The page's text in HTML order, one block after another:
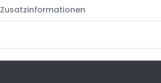
Zusatzinformationen